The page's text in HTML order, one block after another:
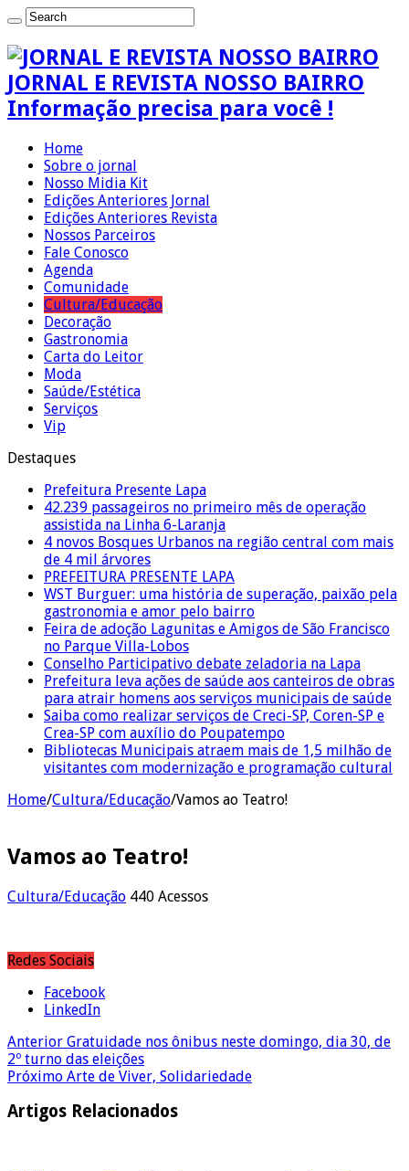
JORNAL E REVISTA NOSSO BAIRRO
Informação precisa para você !
Home
Sobre o jornal
Nosso Midia Kit
Edições Anteriores Jornal
Edições Anteriores Revista
Nossos Parceiros
Fale Conosco
Agenda
Comunidade
Cultura/Educação
Decoração
Gastronomia
Carta do Leitor
Moda
Saúde/Estética
Serviços
Vip
Destaques
Prefeitura Presente Lapa
42.239 passageiros no primeiro mês de operação
assistida na Linha 6-Laranja
4 novos Bosques Urbanos na região central com mais
de 4 mil árvores
PREFEITURA PRESENTE LAPA
WST Burguer: uma história de superação, paixão pela
gastronomia e amor pelo bairro
Feira de adoção Lagunitas e Amigos de São Francisco
no Parque Villa-Lobos
Conselho Participativo debate zeladoria na Lapa
Prefeitura leva ações de saúde aos canteiros de obras
para atrair homens aos serviços municipais de saúde
Saiba como realizar serviços de Creci-SP, Coren-SP e
Crea-SP com auxílio do Poupatempo
Bibliotecas Municipais atraem mais de 1,5 milhão de
visitantes com modernização e programação cultural
Home/Cultura/Educação/Vamos ao Teatro!
Vamos ao Teatro!
Cultura/Educação 440 Acessos
Redes Sociais
Facebook
LinkedIn
Anterior Gratuidade nos ônibus neste domingo, dia 30, de
2º turno das eleições
Próximo Arte de Viver, Solidariedade
Artigos Relacionados